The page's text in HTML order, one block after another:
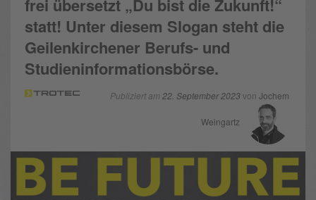
frei übersetzt „Du bist die Zukunft!“
statt! Unter diesem Slogan steht die
Geilenkirchener Berufs- und
Studieninformationsbörse.
Publiziert am 22. September 2023von Jochem
Weingartz